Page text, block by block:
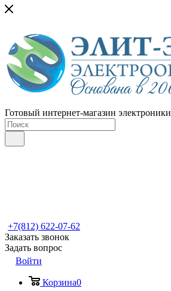
Готовый интернет-магазин электроники
+7(812) 622-07-62
Заказать звонок
Задать вопрос
Войти
Корзина0